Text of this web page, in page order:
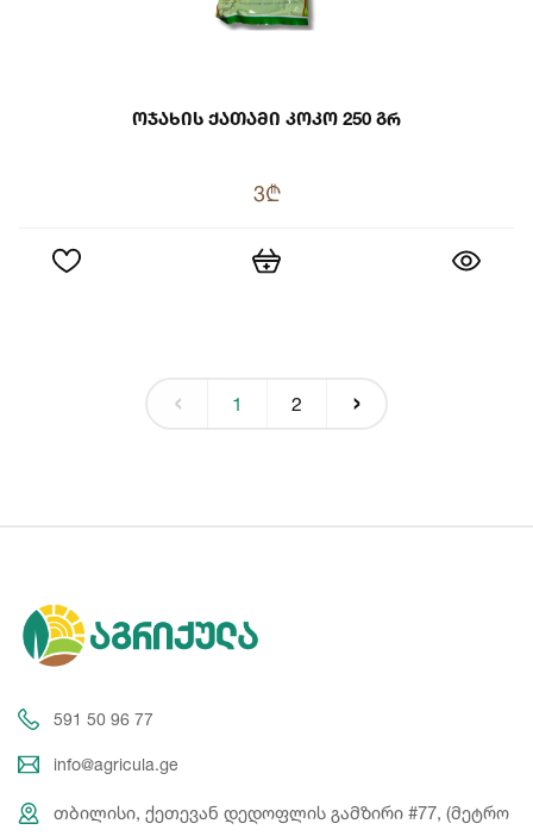
Ოჯახის Ქათამი Კოკო 250 Გრ
3₾
‹ 1 2 ›
591 50 96 77
info@agricula.ge
თბილისი, ქეთევან დედოფლის გამზირი #77, (მეტრო